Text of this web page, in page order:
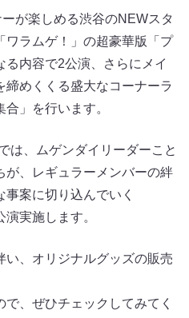
が楽しめる渋谷のNEWスタ
ワラムゲ！」の超豪華版「プ
る内容で2公演、さらにメイ
締めくくる盛大なコーナーラ
」を行います。
は、ムゲンダイリーダーこと
が、レギュラーメンバーの絆
案に切り込んでいく
演実施します。
い、オリジナルグッズの販売
、ぜひチェックしてみてく